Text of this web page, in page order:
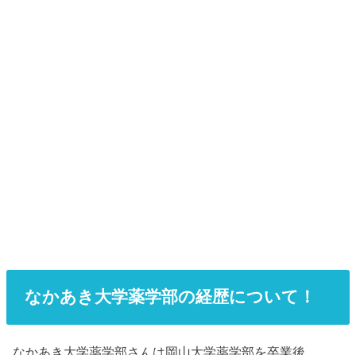
なかあき大学薬学部の経歴について！
なかあき大学薬学部さんは岡山大学薬学部を卒業後、